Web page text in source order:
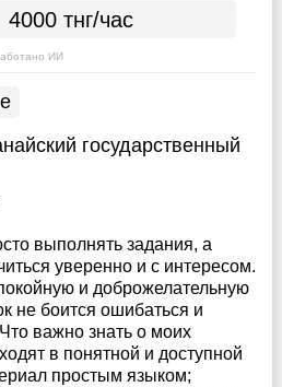
4000 тнг/час
ИИ
государственный
выполнять задания, а
уверенно и с интересом.
и доброжелательную
не боится ошибаться и
важно знать о моих
в понятной и доступной
простым языком;